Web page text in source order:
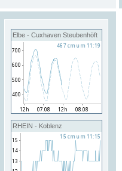
Elbe - Cuxhaven Steubenhöft
RHEIN - Koblenz